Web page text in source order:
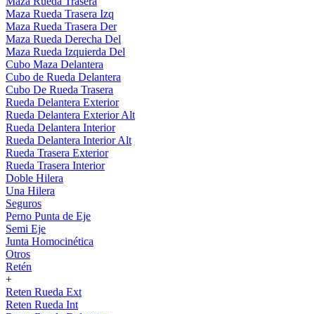
Maza Rueda Trasera Izq
Maza Rueda Trasera Der
Maza Rueda Derecha Del
Maza Rueda Izquierda Del
Cubo Maza Delantera
Cubo de Rueda Delantera
Cubo De Rueda Trasera
Rueda Delantera Exterior
Rueda Delantera Exterior Alt
Rueda Delantera Interior
Rueda Delantera Interior Alt
Rueda Trasera Exterior
Rueda Trasera Interior
Doble Hilera
Una Hilera
Seguros
Perno Punta de Eje
Semi Eje
Junta Homocinética
Otros
Retén
+
Reten Rueda Ext
Reten Rueda Int